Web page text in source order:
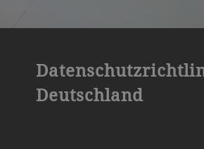
Deutschland